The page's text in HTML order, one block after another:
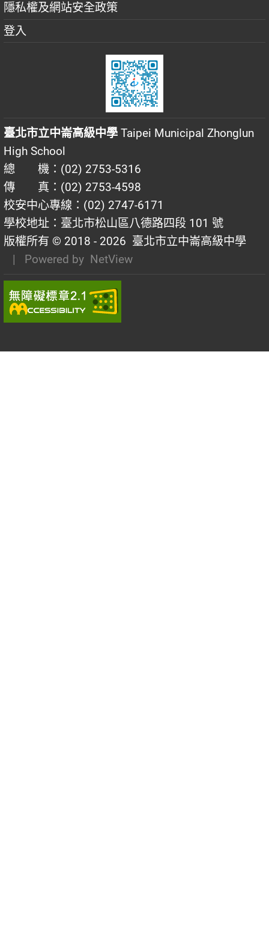
隱私權及網站安全政策
登入
臺北市立中崙高級中學 Taipei Municipal Zhonglun
High School
總 機：(02) 2753-5316
傳 真：(02) 2753-4598
校安中心專線：(02) 2747-6171
學校地址：臺北市松山區八德路四段 101 號
版權所有 © 2018 - 2026 臺北市立中崙高級中學
| Powered by NetView